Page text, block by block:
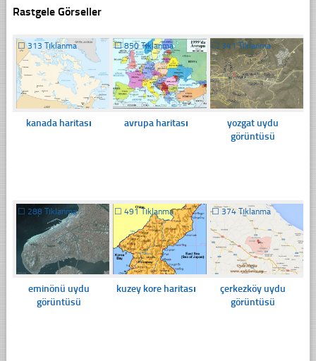
Rastgele Görseller
☐313 Tıklanma
kanada haritası
☐850 Tıklanma
avrupa haritası
☐ 341 Tıklanma
yozgat uydu
görüntüsü
☐ 288 Tıklanma
eminönü uydu
görüntüsü
☐491 Tıklanma
kuzey kore haritası
☐374 Tıklanma
çerkezköy uydu
görüntüsü